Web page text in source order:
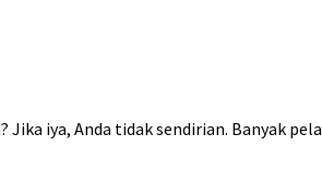
iya, Anda tidak sendirian. Banyak